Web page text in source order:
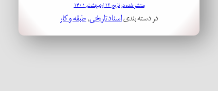
منتشر شده در تاریخ ۱۲ اردیبهشت, ۱۴۰۱
در دسته بندیاسناد تاریخی, طبقه و کار